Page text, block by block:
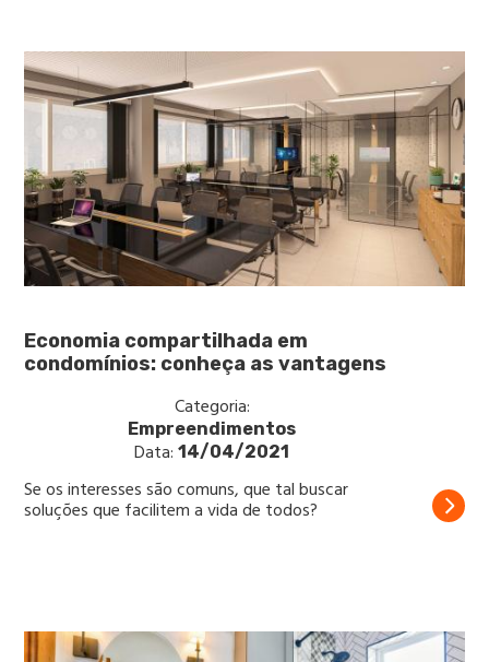
Economia compartilhada em
condomínios: conheça as vantagens
Categoria:
Empreendimentos
Data: 14/04/2021
Se os interesses são comuns, que tal buscar
soluções que facilitem a vida de todos?